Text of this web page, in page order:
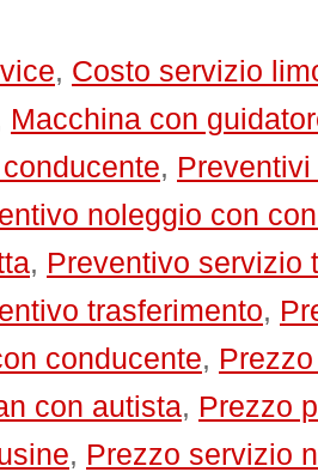
, Costo servizio
Macchina con
,
noleggio con
, Preventivo servizio
trasferimento,
conducente,
con autista, Prezzo
, Prezzo servizio